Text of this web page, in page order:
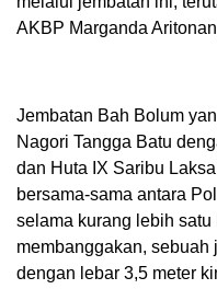
AKBP Marganda
Jembatan Bah Bolum
Nagori Tangga Batu
dan Huta IX Saribu
bersama-sama antara
selama kurang lebih
membanggakan, sebuah
dengan lebar 3,5 meter